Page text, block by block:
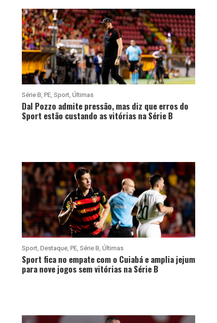
Série B, PE, Sport, Últimas
Dal Pozzo admite pressão, mas diz que erros do
Sport estão custando as vitórias na Série B
Sport, Destaque, PE, Série B, Últimas
Sport fica no empate com o Cuiabá e amplia jejum
para nove jogos sem vitórias na Série B